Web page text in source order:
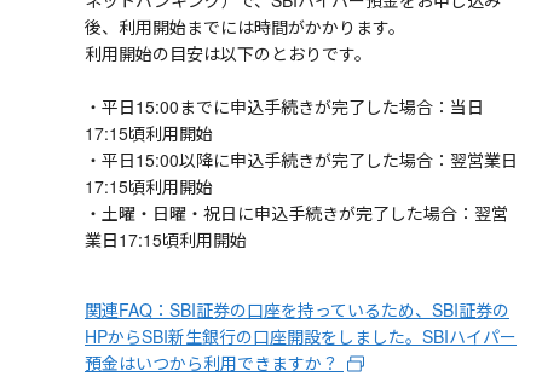
後、利用開始までには時間がかかります。
利用開始の目安は以下のとおりです。
・平日15:00までに申込手続きが完了した場合：当日
17:15頃利用開始
・平日15:00以降に申込手続きが完了した場合：翌営業日
17:15頃利用開始
・土曜・日曜・祝日に申込手続きが完了した場合：翌営
業日17:15頃利用開始
関連FAQ：SBI証券の口座を持っているため、SBI証券の
HPからSBI新生銀行の口座開設をしました。SBIハイパー
預金はいつから利用できますか？